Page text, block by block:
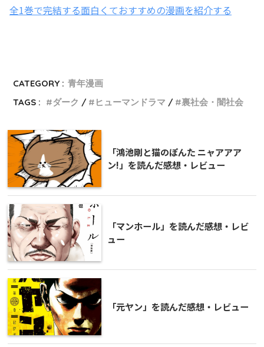
全1巻で完結する面白くておすすめの漫画を紹介する
CATEGORY : 青年漫画
TAGS :
ダーク ヒューマンドラマ 裏社会・闇社会
「鴻池剛と猫のぽんた ニャアアア
ン!」を読んだ感想・レビュー
「マンホール」を読んだ感想・レビ
ュー
「元ヤン」を読んだ感想・レビュー